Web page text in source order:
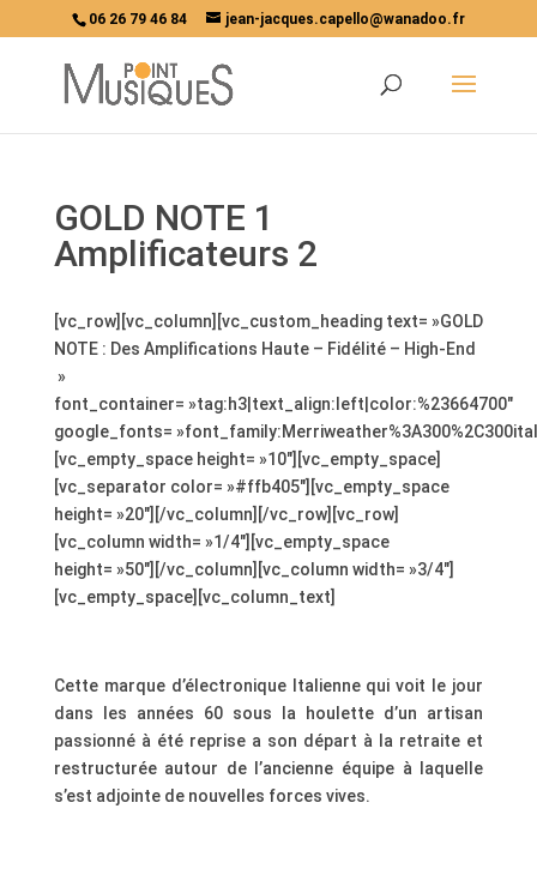
06 26 79 46 84 jean-jacques.capello@wanadoo.fr
GOLD NOTE 1
Amplificateurs 2
[vc_row][vc_column][vc_custom_heading text= »GOLD
NOTE : Des Amplifications Haute – Fidélité – High-End
»
font_container= »tag:h3|text_align:left|color:%23664700″
google_fonts=
[vc_empty_space height= »10″][vc_empty_space]
[vc_separator color= »#ffb405″][vc_empty_space
height= »20″][/vc_column][/vc_row][vc_row]
[vc_column width= »1/4″][vc_empty_space
height= »50″][/vc_column][vc_column width= »3/4″]
[vc_empty_space][vc_column_text]
Cette marque d’électronique Italienne qui voit le jour
dans les années 60 sous la houlette d’un artisan
passionné à été reprise a son départ à la retraite et
restructurée autour de l’ancienne équipe à laquelle
s’est adjointe de nouvelles forces vives.